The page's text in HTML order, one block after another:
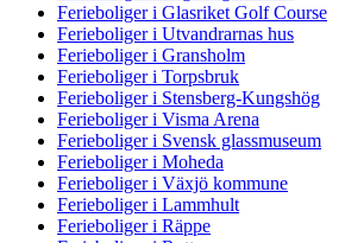
Ferieboliger i Glasriket Golf Course
Ferieboliger i Utvandrarnas hus
Ferieboliger i Gransholm
Ferieboliger i Torpsbruk
Ferieboliger i Stensberg-Kungshög
Ferieboliger i Visma Arena
Ferieboliger i Svensk glassmuseum
Ferieboliger i Moheda
Ferieboliger i Växjö kommune
Ferieboliger i Lammhult
Ferieboliger i Räppe